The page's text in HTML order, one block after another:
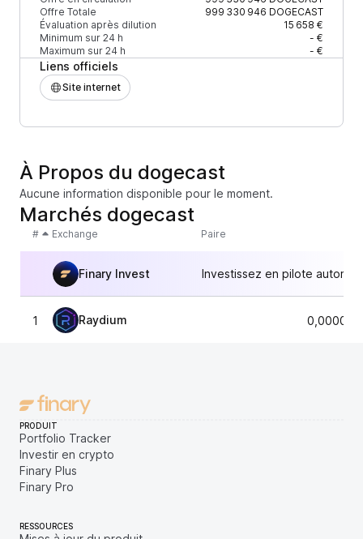
Offre Totale
999 330 946 DOGECAST
Évaluation après dilution
15 658 €
Minimum sur 24 h
- €
Maximum sur 24 h
- €
Liens officiels
Site internet
À Propos du dogecast
Aucune information disponible pour le moment.
Marchés dogecast
# Exchange Paire
Finary Invest Investissez en pilote
1 Raydium
PRODUIT
Portfolio Tracker
Investir en crypto
Finary Plus
Finary Pro
RESSOURCES